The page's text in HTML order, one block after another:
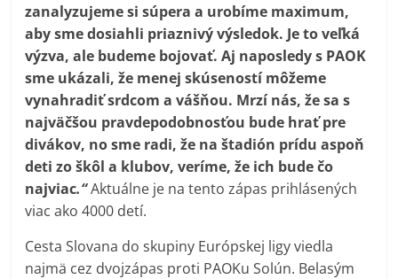
zanalyzujeme si súpera a urobíme maximum,
aby sme dosiahli priaznivý výsledok. Je to veľká
výzva, ale budeme bojovať. Aj naposledy s PAOK
sme ukázali, že menej skúseností môžeme
vynahradiť srdcom a vášňou. Mrzí nás, že sa s
najväčšou pravdepodobnosťou bude hrať pre
divákov, no sme radi, že na štadión prídu aspoň
deti zo škôl a klubov, veríme, že ich bude čo
najviac.“Aktuálne je na tento zápas prihlásených
viac ako 4000 detí.
Cesta Slovana do skupiny Európskej ligy viedla
najmä cez dvojzápas proti PAOKu Solún. Belasým